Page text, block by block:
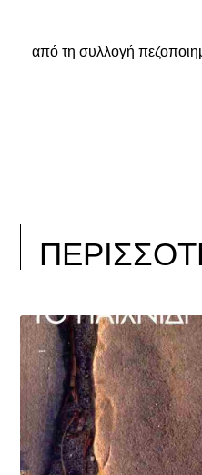
από τη συλλογή